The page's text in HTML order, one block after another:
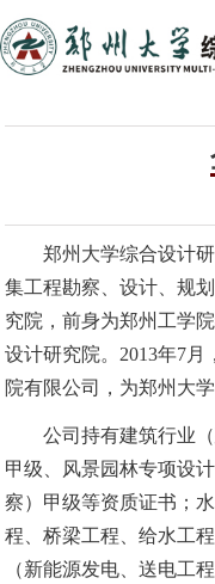
郑州大学综合设计
集工程勘察、设计、规
究院，前身为郑州工学
设计研究院。 2013年7月
院有限公司，为郑州大
公司持有建筑行业
甲级、风景园林专项设
察）甲级等资质证书；
程、桥梁工程、给水工
（新能源发电、送电工